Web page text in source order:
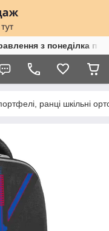
з понеділка по
ранці шкільні